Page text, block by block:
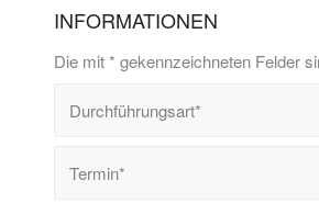
INFORMATIONEN
Die mit * gekennzeichneten Felder